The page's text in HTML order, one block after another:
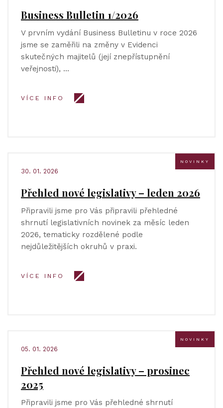
Business Bulletin 1/2026
V prvním vydání Business Bulletinu v roce 2026
jsme se zaměřili na změny v Evidenci
skutečných majitelů (její znepřístupnění
veřejnosti), …
VÍCE INFO
NOVINKY
30. 01. 2026
Přehled nové legislativy – leden 2026
Připravili jsme pro Vás připravili přehledné
shrnutí legislativních novinek za měsíc leden
2026, tematicky rozdělené podle
nejdůležitějších okruhů v praxi.
VÍCE INFO
NOVINKY
05. 01. 2026
Přehled nové legislativy – prosinec
2025
Připravili jsme pro Vás přehledné shrnutí